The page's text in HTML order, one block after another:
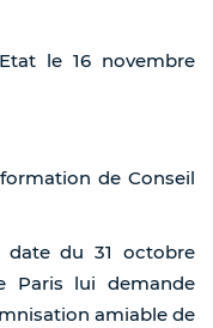
le 16 novembre
de Conseil
du 31 octobre
Paris lui demande
amiable de